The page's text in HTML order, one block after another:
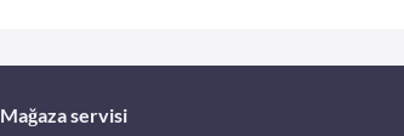
Mağaza servisi